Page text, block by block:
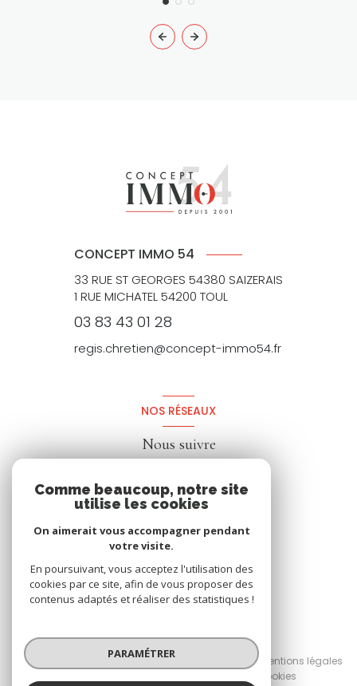
CONCEPT IMMO 54
33 RUE ST GEORGES 54380 SAIZERAIS
1 RUE MICHATEL 54200 TOUL
03 83 43 01 28
regis.chretien@concept-immo54.fr
NOS RÉSEAUX
Nous suivre
© 2026 | Tous droits réservés
Nos honoraires
Nos partenaires
Mentions légales
Cookies
Comme beaucoup, notre site
utilise les cookies
On aimerait vous accompagner pendant
votre visite.
En poursuivant, vous acceptez l'utilisation des
cookies par ce site, afin de vous proposer des
contenus adaptés et réaliser des statistiques !
PARAMÉTRER